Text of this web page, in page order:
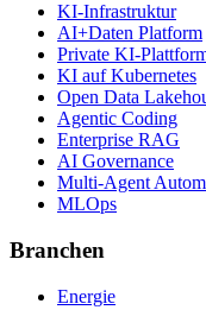
KI-Infrastruktur
AI+Daten Platform
Private KI-
KI auf Kubernetes
Open Data
Agentic Coding
Enterprise RAG
AI Governance
Multi-Agent
MLOps
Branchen
Energie